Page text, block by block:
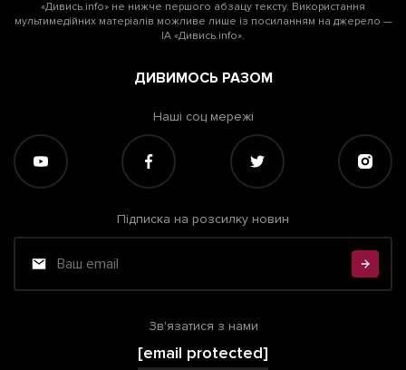
«Дивись.info» не нижче першого абзацу тексту. Використання
мультимедійних матеріалів можливе лише із посиланням на джерело —
ІА «Дивись.info».
ДИВИМОСЬ РАЗОМ
Наші соц мережі
Підписка на розсилку новин
Зв'язатися з нами
[email protected]